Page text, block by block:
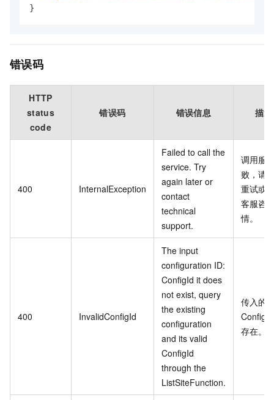
}
错误码
HTTP
status
code
错误码 错误信息 描述
400 InternalException
Failed to call the
service. Try
again later or
contact
technical
support.
调用服
败，请
重试或
客服咨
情。
400 InvalidConfigId
The input
configuration ID:
ConfigId it does
not exist, query
the existing
configuration
and its valid
ConfigId
through the
ListSiteFunction.
传入的
ConfigId
存在。